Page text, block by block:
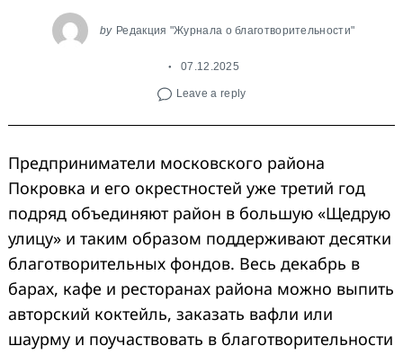
by Редакция "Журнала о благотворительности"
07.12.2025
Leave a reply
Предприниматели московского района
Покровка и его окрестностей уже третий год
подряд объединяют район в большую «Щедрую
улицу» и таким образом поддерживают десятки
благотворительных фондов. Весь декабрь в
барах, кафе и ресторанах района можно выпить
авторский коктейль, заказать вафли или
шаурму и поучаствовать в благотворительности